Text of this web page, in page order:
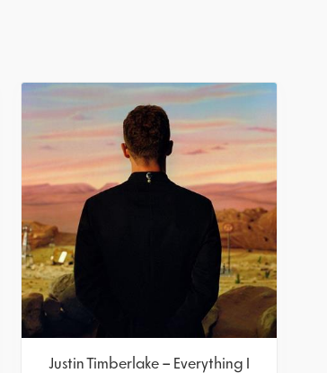
Justin Timberlake – Everything I